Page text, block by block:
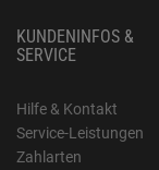
KUNDENINFOS &
SERVICE
Hilfe & Kontakt
Service-Leistungen
Zahlarten